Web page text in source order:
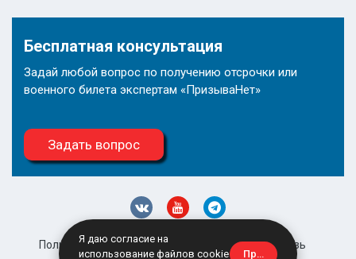
Бесплатная консультация
Задай любой вопрос по получению отсрочки или
военного билета экспертам «ПризываНет»
Задать вопрос
Политика конфиденциальности
Обратная связь
Я даю согласие на
использование файлов cookie
Принять